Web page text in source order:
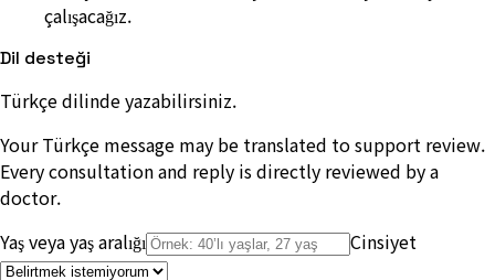
çalışacağız.
Dil desteği
Türkçe dilinde yazabilirsiniz.
Your Türkçe message may be translated to support review.
Every consultation and reply is directly reviewed by a
doctor.
Yaş veya yaş aralığı
Cinsiyet